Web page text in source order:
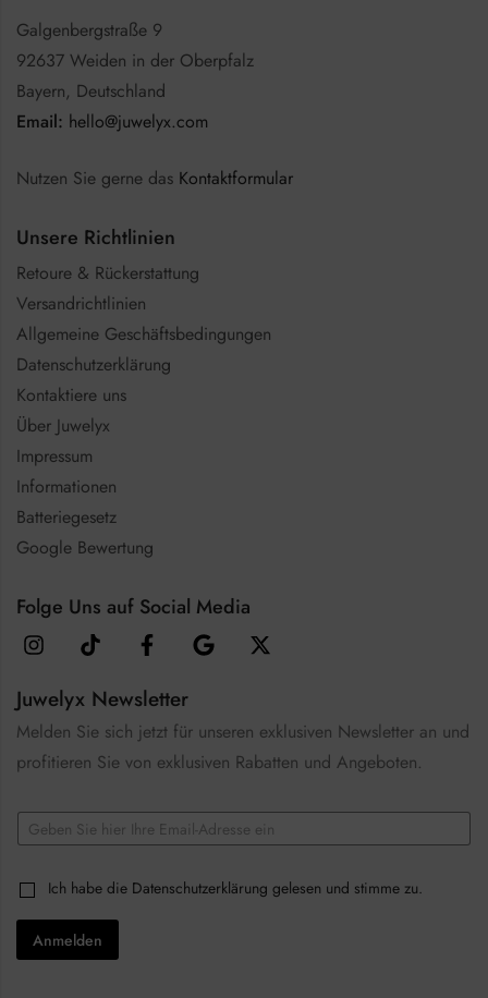
Galgenbergstraße 9
92637 Weiden in der Oberpfalz
Bayern, Deutschland
Email: hello@juwelyx.com
Nutzen Sie gerne das Kontaktformular
Unsere Richtlinien
Retoure & Rückerstattung
Versandrichtlinien
Allgemeine Geschäftsbedingungen
Datenschutzerklärung
Kontaktiere uns
Über Juwelyx
Impressum
Informationen
Batteriegesetz
Google Bewertung
Folge Uns auf Social Media
Juwelyx Newsletter
Melden Sie sich jetzt für unseren exklusiven Newsletter an und
profitieren Sie von exklusiven Rabatten und Angeboten.
E
m
lE
a
l
C
h
e
k
Ich habe die Datenschutzerklärung gelesen und stimme zu.
Anmelden